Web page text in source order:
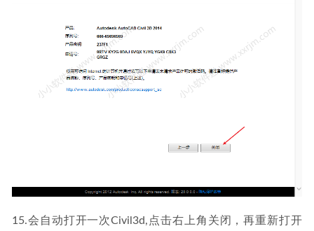
15.会自动打开一次Civil3d,点击右上角关闭，再重新打开